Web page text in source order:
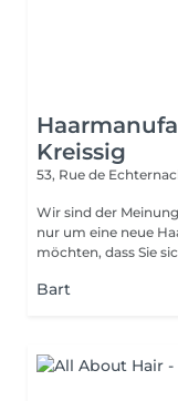
Kreissig
53, Rue de
Wir sind der
nur um eine neue
möchten, dass Sie
Bart